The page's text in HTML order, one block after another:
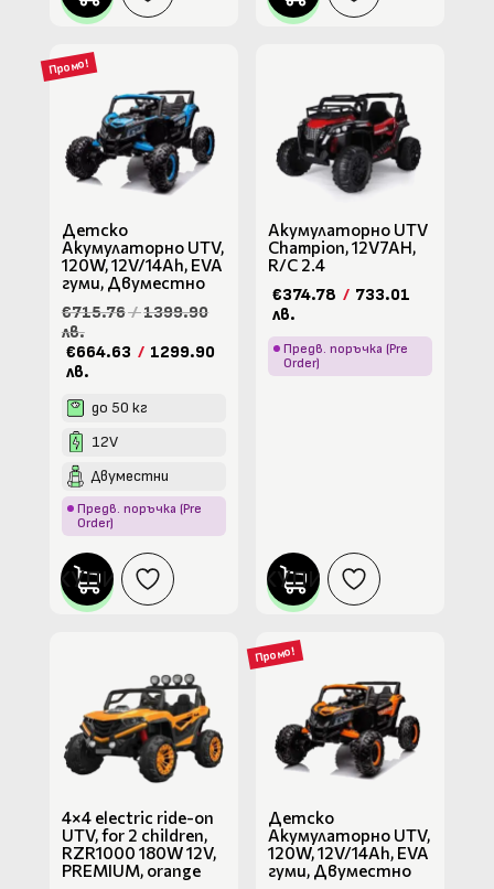
Промо!
Детско
Акумулаторно UTV,
120W, 12V/14Ah, EVA
гуми, Двуместно
€715.76/1399.90
лв.
€664.63 / 1299.90
лв.
до 50 кг
12V
Двуместни
Предв. поръчка (Pre
Order)
КУПИ
Акумулаторно UTV
Champion, 12V7AH,
R/C 2.4
€374.78 / 733.01
лв.
Предв. поръчка (Pre
Order)
КУПИ
4×4 electric ride-on
UTV, for 2 children,
RZR1000 180W 12V,
PREMIUM, orange
Промо!
Детско
Акумулаторно UTV,
120W, 12V/14Ah, EVA
гуми, Двуместно